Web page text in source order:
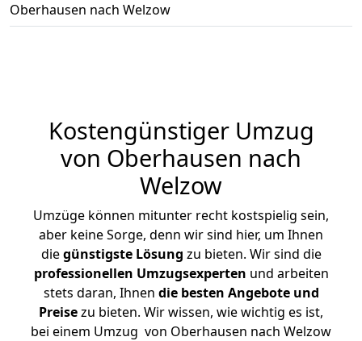
Oberhausen nach Welzow
Kostengünstiger Umzug
von Oberhausen nach
Welzow
Umzüge können mitunter recht kostspielig sein,
aber keine Sorge, denn wir sind hier, um Ihnen
diegünstigste Lösung zu bieten. Wir sind die
professionellen Umzugsexperten und arbeiten
stets daran, Ihnen die besten Angebote und
Preisezu bieten. Wir wissen, wie wichtig es ist,
bei einem Umzug von Oberhausen nach Welzow